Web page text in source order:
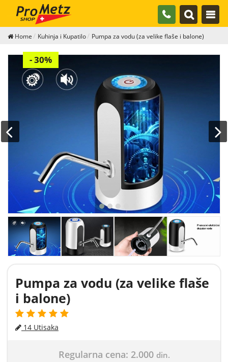
Home Kuhinja i Kupatilo Pumpa za vodu (za velike flaše i balone)
Pumpa za vodu (za velike flaše
i balone)
14 Utisaka
Regularna cena: 2.000 din.
- 30%